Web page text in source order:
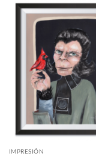
IMPRESIÓN